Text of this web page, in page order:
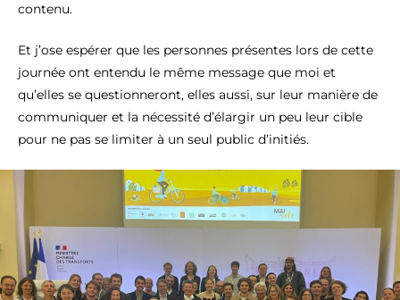
contenu.
Et j’ose espérer que les personnes présentes lors de cette
journée ont entendu le même message que moi et
qu’elles se questionneront, elles aussi, sur leur manière de
communiquer et la nécessité d’élargir un peu leur cible
pour ne pas se limiter à un seul public d’initiés.